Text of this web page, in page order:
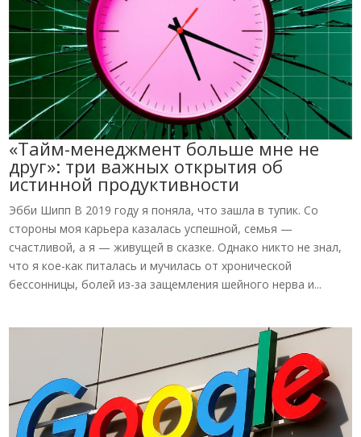
«Тайм-менеджмент больше мне не
друг»: три важных открытия об
истинной продуктивности
Эбби Шипп В 2019 году я поняла, что зашла в тупик. Со
стороны моя карьера казалась успешной, семья —
счастливой, а я — живущей в сказке. Однако никто не знал,
что я кое-как питалась и мучилась от хронической
бессонницы, болей из-за защемления шейного нерва и...